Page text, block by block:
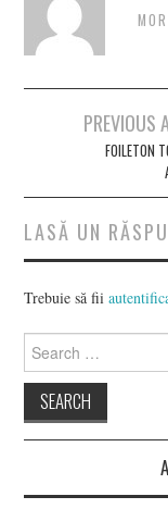
navigation
PREVIOUS
FOILETON
LASĂ UN
Trebuie să fii
Search
for: